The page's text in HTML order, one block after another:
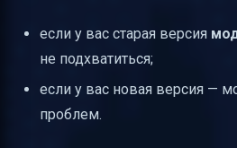
если у вас старая версия
не подхватиться;
если у вас новая версия —
проблем.